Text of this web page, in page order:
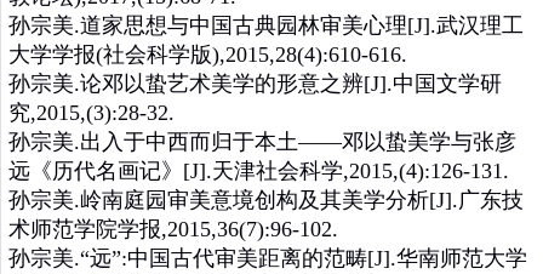
孙宗美.道家思想与中国古典园林审美心理[J].武汉理工
大学学报(社会科学版),2015,28(4):610-616.
孙宗美.论邓以蛰艺术美学的形意之辨[J].中国文学研
究,2015,(3):28-32.
孙宗美.出入于中西而归于本土——邓以蛰美学与张彦
远《历代名画记》[J].天津社会科学,2015,(4):126-131.
孙宗美.岭南庭园审美意境创构及其美学分析[J].广东技
术师范学院学报,2015,36(7):96-102.
孙宗美.“远”:中国古代审美距离的范畴[J].华南师范大学